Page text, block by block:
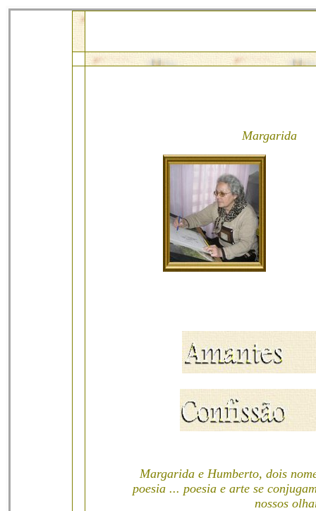
Margarida e Humberto, dois
poesia ... poesia e arte se
nossos